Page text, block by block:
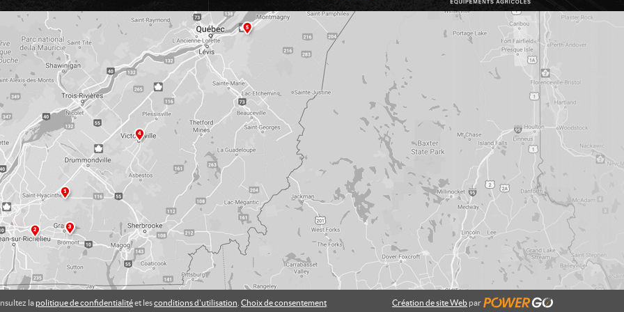
la politique de confidentialitéet lesconditions d'utilisation Choix de consentement Création de site Web par